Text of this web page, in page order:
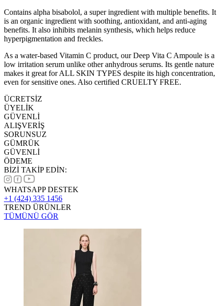
Contains alpha bisabolol, a super ingredient with multiple benefits. It
is an organic ingredient with soothing, antioxidant, and anti-aging
benefits. It also inhibits melanin synthesis, which helps reduce
hyperpigmentation and freckles.
As a water-based Vitamin C product, our Deep Vita C Ampoule is a
low irritation serum unlike other anhydrous serums. Its gentle nature
makes it great for ALL SKIN TYPES despite its high concentration,
even for sensitive ones. Also certified CRUELTY FREE.
ÜCRETSİZ
ÜYELİK
GÜVENLİ
ALIŞVERİŞ
SORUNSUZ
GÜMRÜK
GÜVENLİ
ÖDEME
BİZİ TAKİP EDİN:
WHATSAPP DESTEK
+1 (424) 335 1456
TREND ÜRÜNLER
TÜMÜNÜ GÖR